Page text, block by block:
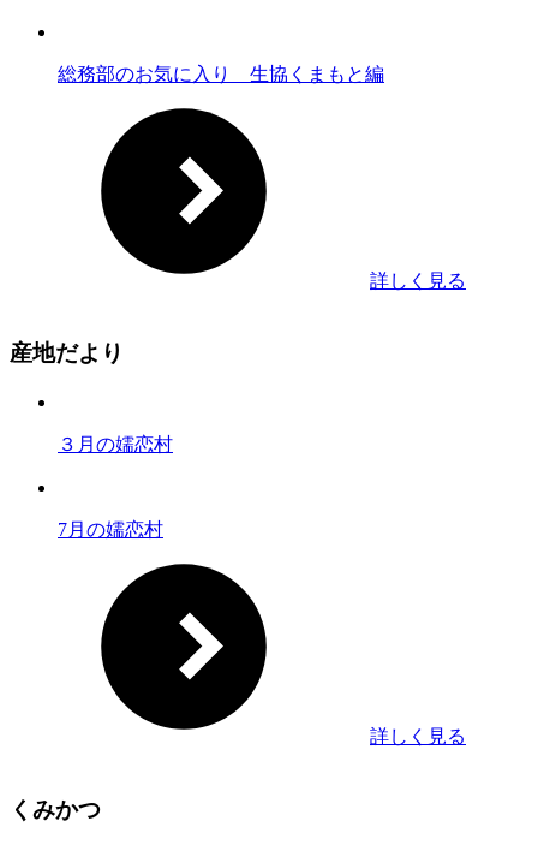
総務部のお気に入り 生協くまもと編
詳しく見る
産地だより
３月の嬬恋村
7月の嬬恋村
詳しく見る
くみかつ